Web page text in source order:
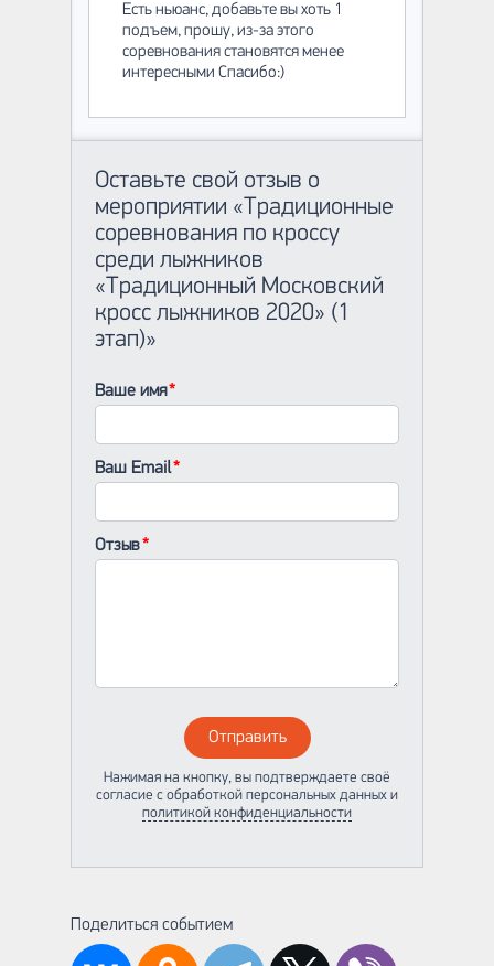
Есть ньюанс, добавьте вы хоть 1
подъем, прошу, из-за этого
соревнования становятся менее
интересными Спасибо:)
Оставьте свой отзыв о
мероприятии «Традиционные
соревнования по кроссу
среди лыжников
«Традиционный Московский
кросс лыжников 2020» (1
этап)»
Ваше имя
Ваш Email
Отзыв
Отправить
Нажимая на кнопку, вы подтверждаете своё
согласие с обработкой персональных данных и
политикой конфиденциальности
Поделиться событием